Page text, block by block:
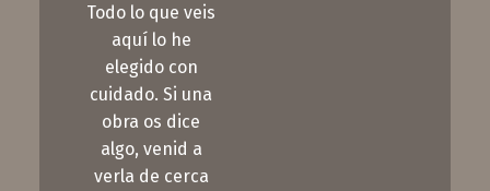
Todo lo que veis
aquí lo he
elegido con
cuidado. Si una
obra os dice
algo, venid a
verla de cerca